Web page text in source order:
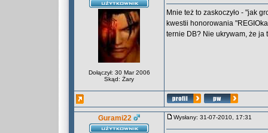
Dołączył: 30 Mar 2006
Skąd: Żary
Mnie też to zaskoczyło - "jak
kwestii honorowania
ternie DB? Nie ukrywam, że ja
Gurami22 Wysłany: 31-07-2010, 17:31